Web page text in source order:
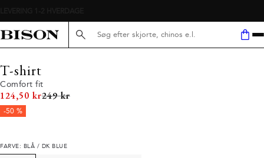
Søg her...
T-shirt
Comfort fit
124,50 krI alt (uden rabat)
249 kr
-50 %
FARVE: BLÅ / DK BLUE